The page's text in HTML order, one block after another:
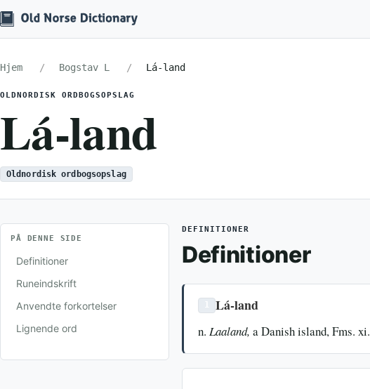
Hjem Bogstav L Lá-land
OLDNORDISK ORDBOGSOPSLAG
Lá-land
Oldnordisk ordbogsopslag
PÅ DENNE SIDE
Definitioner
Runeindskrift
Anvendte forkortelser
Lignende ord
DEFINITIONER
Definitioner
Lá-land
n.Laaland, a Danish island, Fms. xi.